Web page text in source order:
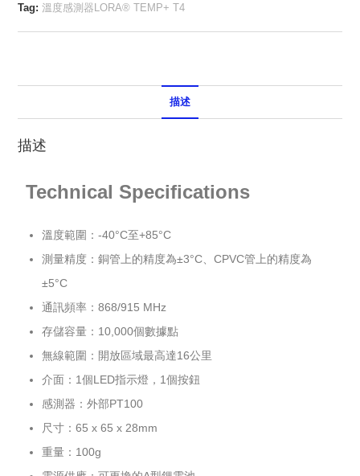
Tag:溫度感測器LORA® TEMP+ T4
描述
描述
Technical Specifications
溫度範圍：-40°C至+85°C
測量精度：銅管上的精度為±3°C、CPVC管上的精度為
±5°C
通訊頻率：868/915 MHz
存儲容量：10,000個數據點
無線範圍：開放區域最高達16公里
介面：1個LED指示燈，1個按鈕
感測器：外部PT100
尺寸：65 x 65 x 28mm
重量：100g